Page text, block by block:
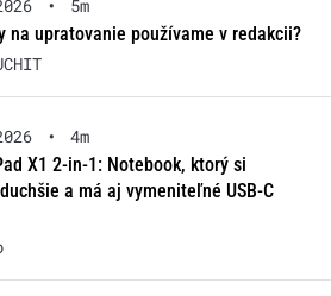
•
5m
na upratovanie používame v redakcii?
•
4m
X1 2-in-1: Notebook, ktorý si
a má aj vymeniteľné USB-C